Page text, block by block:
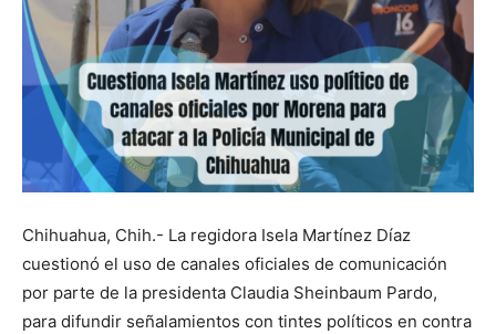
Chihuahua, Chih.- La regidora Isela Martínez Díaz
cuestionó el uso de canales oficiales de comunicación
por parte de la presidenta Claudia Sheinbaum Pardo,
para difundir señalamientos con tintes políticos en contra